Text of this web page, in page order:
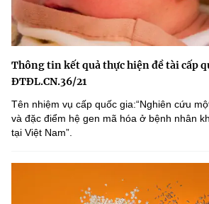
Thông tin kết quả thực hiện đề tài cấp
ĐTĐL.CN.36/21
Tên nhiệm vụ cấp quốc gia:“Nghiên cứu
và đặc điểm hệ gen mã hóa ở bệnh nhân
tại Việt Nam”.